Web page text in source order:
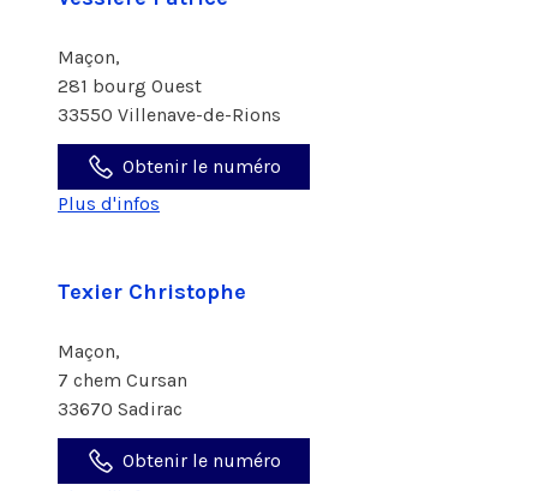
Maçon,
281 bourg Ouest
33550 Villenave-de-Rions
Obtenir le numéro
Plus d'infos
Texier Christophe
Maçon,
7 chem Cursan
33670 Sadirac
Obtenir le numéro